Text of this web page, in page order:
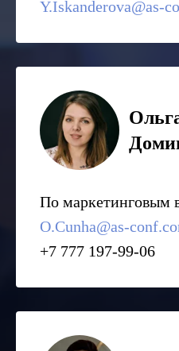
Y.Iskanderova@as-
По маркетинговым
O.Cunha@as-
+7 777 197-99-06